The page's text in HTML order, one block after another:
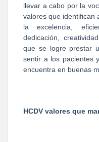
llevar a cabo por la
valores que identifican
la excelencia,
dedicación,
que se logre prestar
sentir a los pacientes
encuentra en buenas
HCDV valores que